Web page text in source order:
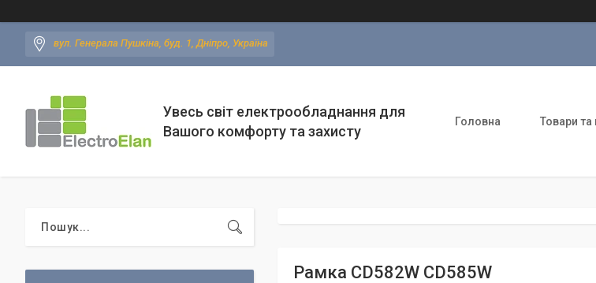
вул. Генерала Пушкіна, буд. 1, Дніпро, Україна
Увесь світ електрообладнання для
Вашого комфорту та захисту
Головна Товари та
Рамка CD582W CD585W